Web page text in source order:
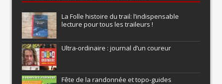
La Folle histoire du trail: l’indispensable
lecture pour tous les traileurs !
Ultra-ordinaire : journal d’un coureur
Fête de la randonnée et topo-guides